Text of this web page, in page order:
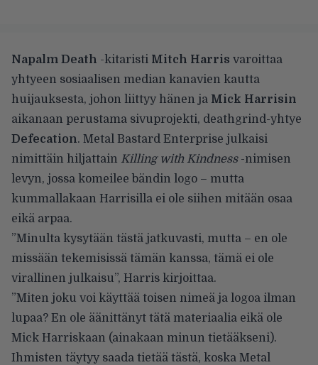
Napalm Death -kitaristi Mitch Harris varoittaa
yhtyeen sosiaalisen median kanavien kautta
huijauksesta, johon liittyy hänen ja Mick Harrisin
aikanaan perustama sivuprojekti, deathgrind-yhtye
Defecation. Metal Bastard Enterprise julkaisi
nimittäin hiljattain Killing with Kindness-nimisen
levyn, jossa komeilee bändin logo – mutta
kummallakaan Harrisilla ei ole siihen mitään osaa
eikä arpaa.
”Minulta kysytään tästä jatkuvasti, mutta – en ole
missään tekemisissä tämän kanssa, tämä ei ole
virallinen julkaisu”, Harris kirjoittaa.
”Miten joku voi käyttää toisen nimeä ja logoa ilman
lupaa? En ole äänittänyt tätä materiaalia eikä ole
Mick Harriskaan (ainakaan minun tietääkseni).
Ihmisten täytyy saada tietää tästä, koska Metal